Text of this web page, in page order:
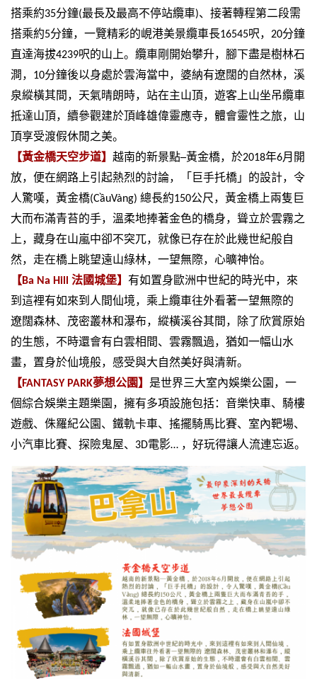
搭乘約35分鐘(最長及最高不停站纜車)、接著轉程第二段需
搭乘約5分鐘，一覽精彩的峴港美景纜車長16545呎， 20分鐘
直達海拔4239呎的山上。纜車剛開始攀升，腳下盡是樹林石
澗， 10分鐘後以身處於雲海當中，婆納有遼闊的自然林，溪
泉縱橫其間，天氣晴朗時，站在主山頂，遊客上山坐吊纜車
抵達山頂，續參觀建於頂峰雄偉靈應寺，體會靈性之旅，山
頂享受渡假休閒之美。
【黃金橋天空步道】 越南的新景點─黃金橋，於2018年6月開
放，便在網路上引起熱烈的討論，「巨手托橋」的設計，令
人驚嘆，黃金橋(CầuVàng) 總長約150公尺，黃金橋上兩隻巨
大而布滿青苔的手，溫柔地捧著金色的橋身，聳立於雲霧之
上，藏身在山嵐中卻不突兀，就像已存在於此幾世紀般自
然，走在橋上眺望遠山綠林，一望無際，心曠神怡。
【Ba Na Hill 法國城堡】 有如置身歐洲中世紀的時光中，來
到這裡有如來到人間仙境，乘上纜車往外看著一望無際的
遼闊森林、茂密叢林和瀑布，縱橫溪谷其間，除了欣賞原始
的生態，不時還會有白雲相間、雲霧飄過，猶如一幅山水
畫，置身於仙境般，感受與大自然美好與清新。
【FANTASY PARK夢想公園】 是世界三大室內娛樂公園，一
個綜合娛樂主題樂園，擁有多項設施包括：音樂快車、騎樓
遊戲、侏羅紀公園、鐵軌卡車、搖擺騎馬比賽、室內靶場、
小汽車比賽、探險鬼屋、 3D電影… ，好玩得讓人流連忘返。